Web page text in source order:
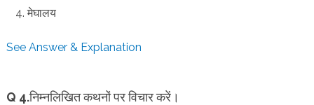
मेघालय
See Answer & Explanation
Q 4.निम्नलिखित कथनों पर विचार करें।